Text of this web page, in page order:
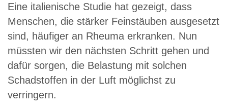
Eine italienische Studie hat gezeigt, dass
Menschen, die stärker Feinstäuben ausgesetzt
sind, häufiger an Rheuma erkranken. Nun
müssten wir den nächsten Schritt gehen und
dafür sorgen, die Belastung mit solchen
Schadstoffen in der Luft möglichst zu
verringern.